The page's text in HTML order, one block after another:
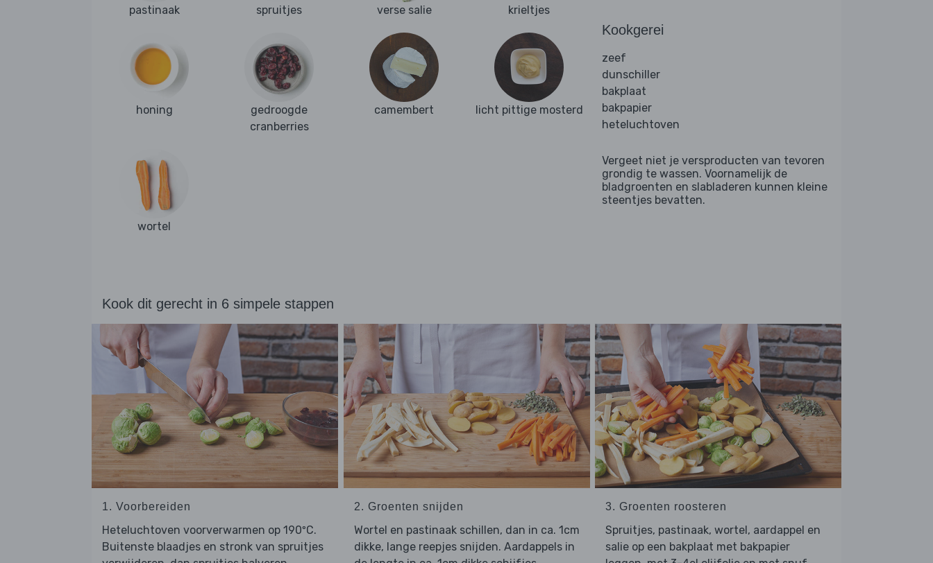
pastinaak spruitjes verse salie krieltjes
honing
gedroogde
cranberries
camembert licht pittige mosterd
wortel
Kookgerei
zeef
dunschiller
bakplaat
bakpapier
heteluchtoven
Vergeet niet je versproducten van tevoren
grondig te wassen. Voornamelijk de
bladgroenten en slabladeren kunnen kleine
steentjes bevatten.
Kook dit gerecht in 6 simpele stappen
1. Voorbereiden
Heteluchtoven voorverwarmen op 190ºC.
Buitenste blaadjes en stronk van spruitjes
2. Groenten snijden
Wortel en pastinaak schillen, dan in ca. 1cm
dikke, lange reepjes snijden. Aardappels in
3. Groenten roosteren
Spruitjes, pastinaak, wortel, aardappel en
salie op een bakplaat met bakpapier